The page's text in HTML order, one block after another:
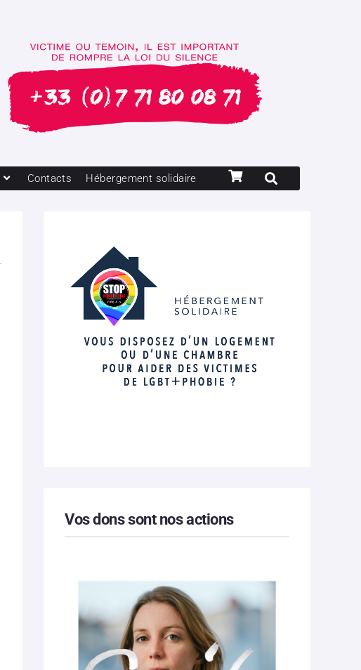
Contacts Hébergement solidaire
Vos dons sont nos actions